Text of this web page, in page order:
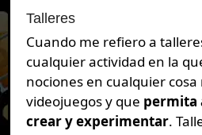
Talleres
Cuando me refiero a
cualquier actividad en la
nociones en cualquier
videojuegos y que permita
crear y experimentar.